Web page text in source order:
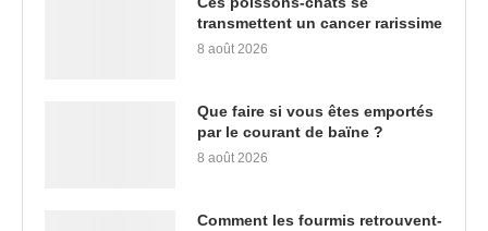
transmettent un cancer rarissime
8 août 2026
Que faire si vous êtes emportés
par le courant de baïne ?
8 août 2026
Comment les fourmis retrouvent-